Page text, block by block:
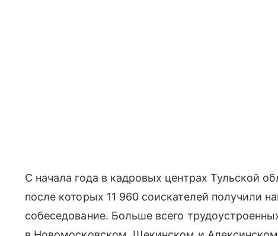
С начала года в кадровых центрах Тульской
после которых 11 960 соискателей получили
собеседование. Больше всего